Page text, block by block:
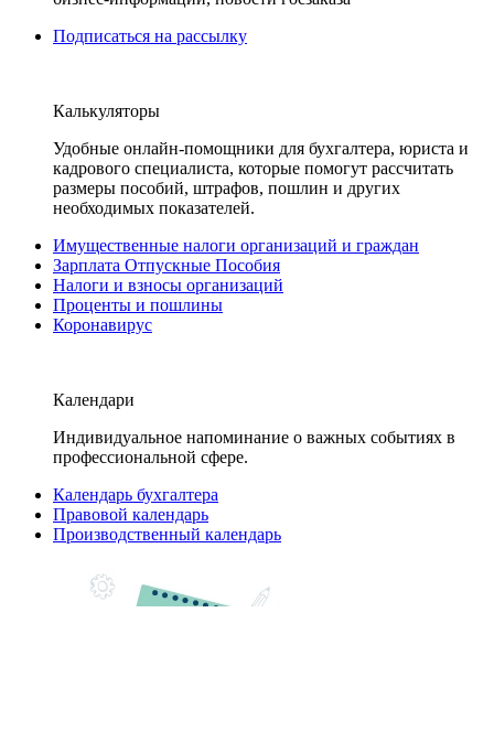
Подписаться на рассылку
Калькуляторы
Удобные онлайн-помощники для бухгалтера, юриста и
кадрового специалиста, которые помогут рассчитать
размеры пособий, штрафов, пошлин и других
необходимых показателей.
Имущественные налоги организаций и граждан
Зарплата Отпускные Пособия
Налоги и взносы организаций
Проценты и пошлины
Коронавирус
Календари
Индивидуальное напоминание о важных событиях в
профессиональной сфере.
Календарь бухгалтера
Правовой календарь
Производственный календарь